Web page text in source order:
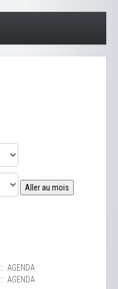
Aller au mois
:: AGENDA
:: AGENDA